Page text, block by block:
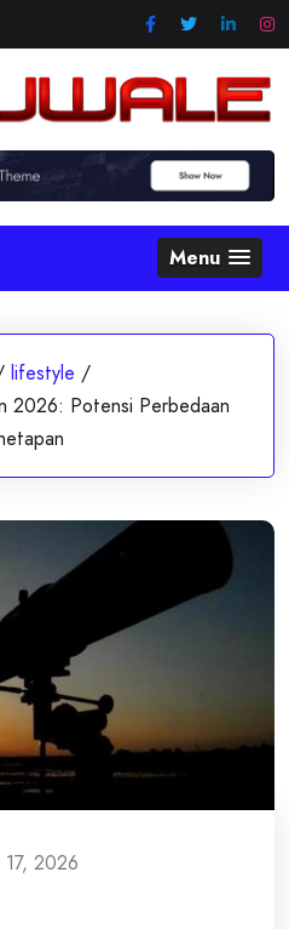
Menu
lifestyle /
2026: Potensi Perbedaan
17, 2026